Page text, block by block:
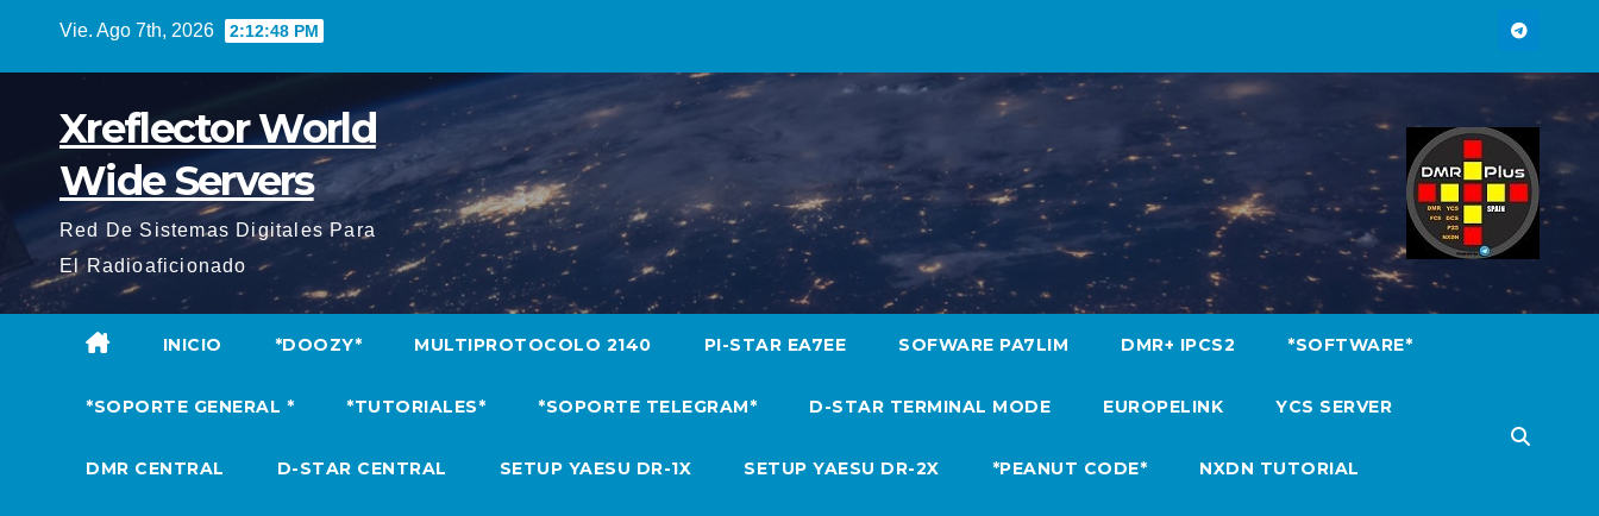
Vie. Ago 7th, 2026 2:12:49 PM
Xreflector World
Wide Servers
Red De Sistemas Digitales Para
El Radioaficionado
INICIO *DOOZY* MULTIPROTOCOLO 2140 PI-STAR EA7EE SOFWARE PA7LIM DMR+ IPCS2 *SOFTWARE*
*SOPORTE GENERAL * *TUTORIALES* *SOPORTE TELEGRAM* D-STAR TERMINAL MODE EUROPELINK YCS SERVER
DMR CENTRAL D-STAR CENTRAL SETUP YAESU DR-1X SETUP YAESU DR-2X *PEANUT CODE* NXDN TUTORIAL